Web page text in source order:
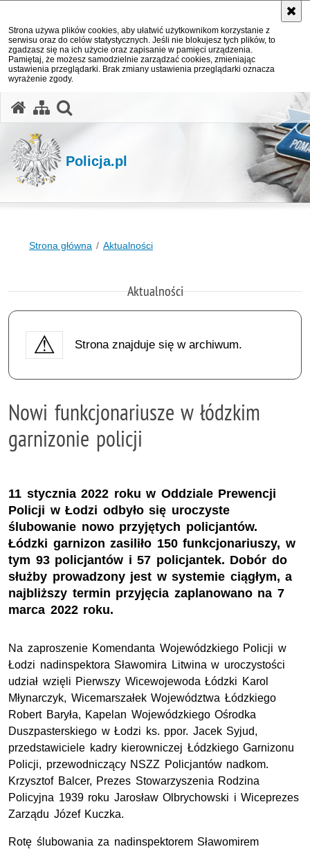
Strona używa plików cookies, aby ułatwić użytkownikom korzystanie z
serwisu oraz do celów statystycznych. Jeśli nie blokujesz tych plików, to
zgadzasz się na ich użycie oraz zapisanie w pamięci urządzenia.
Pamiętaj, że możesz samodzielnie zarządzać cookies, zmieniając
ustawienia przeglądarki. Brak zmiany ustawienia przeglądarki oznacza
wyrażenie zgody.
Policja.pl
Strona główna Aktualności
Aktualności
Strona znajduje się w archiwum.
Nowi funkcjonariusze w łódzkim
garnizonie policji
11 stycznia 2022 roku w Oddziale Prewencji
Policji w Łodzi odbyło się uroczyste
ślubowanie nowo przyjętych policjantów.
Łódzki garnizon zasiliło 150 funkcjonariuszy, w
tym 93 policjantów i 57 policjantek. Dobór do
służby prowadzony jest w systemie ciągłym, a
najbliższy termin przyjęcia zaplanowano na 7
marca 2022 roku.
Na zaproszenie Komendanta Wojewódzkiego Policji w
Łodzi nadinspektora Sławomira Litwina w uroczystości
udział wzięli Pierwszy Wicewojewoda Łódzki Karol
Młynarczyk, Wicemarszałek Województwa Łódzkiego
Robert Baryła, Kapelan Wojewódzkiego Ośrodka
Duszpasterskiego w Łodzi ks. ppor. Jacek Syjud,
przedstawiciele kadry kierowniczej Łódzkiego Garnizonu
Policji, przewodniczący NSZZ Policjantów nadkom.
Krzysztof Balcer, Prezes Stowarzyszenia Rodzina
Policyjna 1939 roku Jarosław Olbrychowski i Wiceprezes
Zarządu Józef Kuczka.
Rotę ślubowania za nadinspektorem Sławomirem